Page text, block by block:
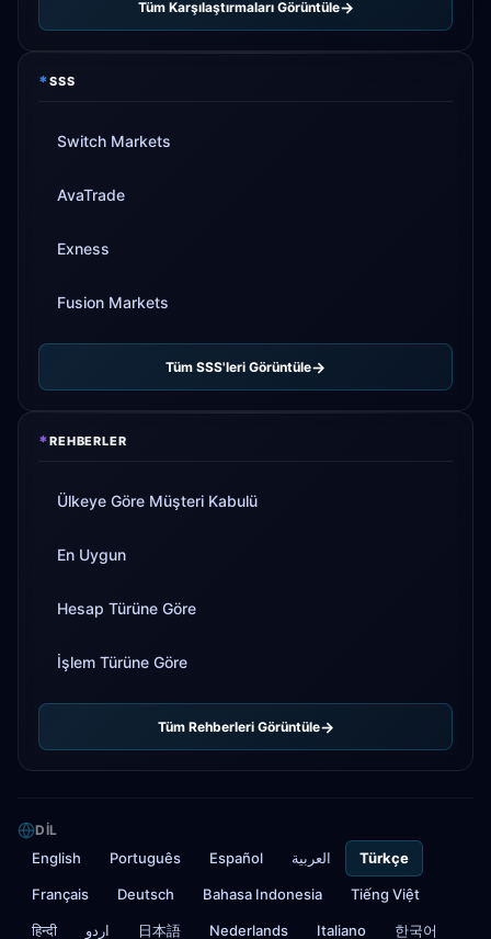
Tüm Karşılaştırmaları Görüntüle
*SSS
Switch Markets
AvaTrade
Exness
Fusion Markets
Tüm SSS'leri Görüntüle
*REHBERLER
Ülkeye Göre Müşteri Kabulü
En Uygun
Hesap Türüne Göre
İşlem Türüne Göre
Tüm Rehberleri Görüntüle
DIL
English Português Español العربية Türkçe
Français Deutsch Bahasa Indonesia Tiếng Việt
हिन्दी اردو 日本語 Nederlands Italiano 한국어